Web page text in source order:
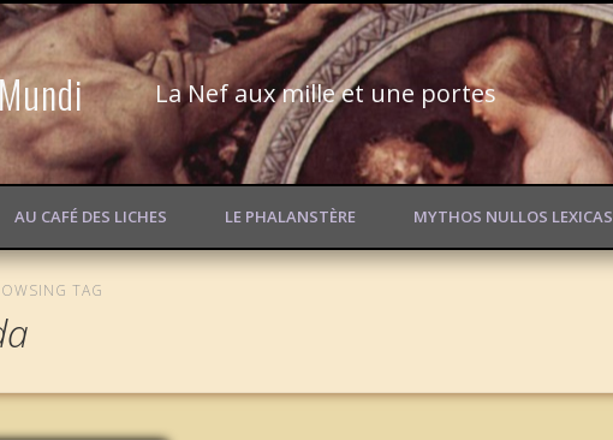
La Nef aux mille et une portes
AU CAFÉ DES LICHES LE PHALANSTÈRE MYTHOS NULLOS LEXICAS
TAG